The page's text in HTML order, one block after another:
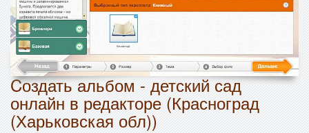
Cоздать альбом - детский сад
онлайн в редакторе (Красноград
(Харьковская обл))